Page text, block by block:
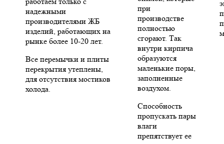
надежными
производителями ЖБ
изделий, работающих на
рынке более 10-20 лет.
Все перемычки и плиты
перекрытия утеплены,
для отсутствия мостиков
холода.
при
производстве
полностью
сгорают. Так
внутри кирпича
образуются
маленькие поры,
заполненные
воздухом.
Способность
пропускать пары
влаги
препятствует ее